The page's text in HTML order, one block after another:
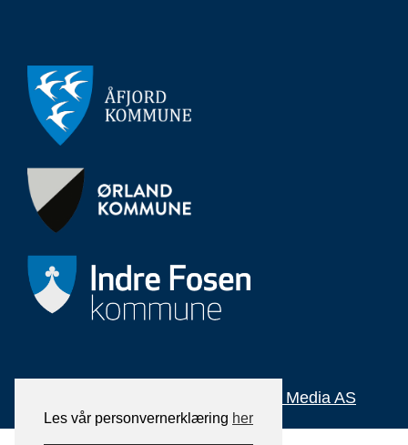
Les vår personvernerklæring her
Smart Media AS